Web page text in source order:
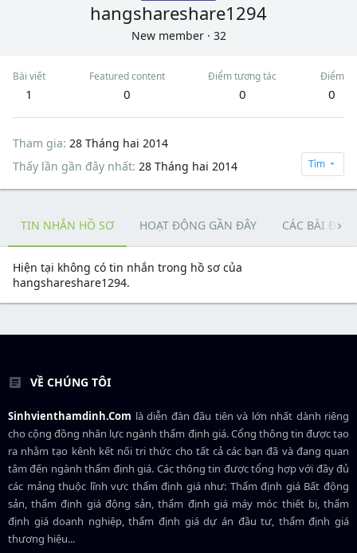
hangshareshare1294
New member · 32
Bài viết
1
Featured content
0
Điểm tương tác
0
Điểm
0
Tham gia 28 Tháng hai 2014
Thấy lần gần đây nhất 28 Tháng hai 2014 Tìm
TIN NHẮN HỒ SƠ HOẠT ĐỘNG GẦN ĐÂY CÁC BÀI
Hiện tại không có tin nhắn trong hồ sơ của
hangshareshare1294.
VỀ CHÚNG TÔI
Sinhvienthamdinh.Com là diễn đàn đầu tiên và lớn nhất dành riêng
cho cộng đồng nhân lực ngànhthẩm định giá. Cổng thông tin được tạo
ra nhằm tạo kênh kết nối tri thức cho tất cả các bạn đã và đang quan
tâm đến ngành thẩm định giá. Các thông tin được tổng hợp với đầy đủ
các mảng thuộc lĩnh vực thẩm định giá như: Thẩm định giá Bất động
sản, thẩm định giá động sản, thẩm định giá máy móc thiết bị, thẩm
định giá doanh nghiệp, thẩm định giá dự án đầu tư, thẩm định giá
thương hiệu...